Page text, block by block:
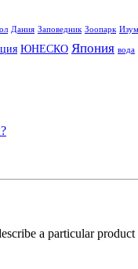
Дания Заповедник Зоопарк
ЮНЕСКО Япония вода
a particular